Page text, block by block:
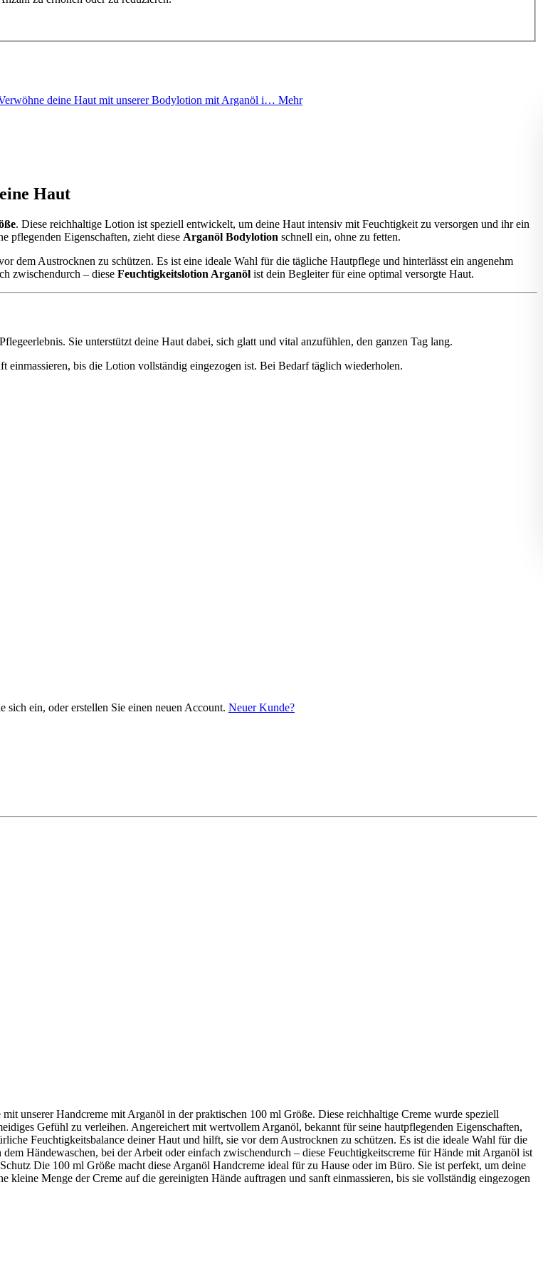
deine Haut mit unserer Bodylotion mit Arganöl i… Mehr
Haut
. Diese reichhaltige Lotion ist speziell entwickelt, um deine Haut intensiv mit Feuchtigkeit zu versorgen und ihr ein
pflegenden Eigenschaften, zieht diese Arganöl Bodylotion schnell ein, ohne zu fetten.
dem Austrocknen zu schützen. Es ist eine ideale Wahl für die tägliche Hautpflege und hinterlässt ein angenehm
zwischendurch – diese Feuchtigkeitslotion Arganöl ist dein Begleiter für eine optimal versorgte Haut.
Sie unterstützt deine Haut dabei, sich glatt und vital anzufühlen, den ganzen Tag lang.
einmassieren, bis die Lotion vollständig eingezogen ist. Bei Bedarf täglich wiederholen.
ein, oder erstellen Sie einen neuen Account. Neuer Kunde?
unserer Handcreme mit Arganöl in der praktischen 100 ml Größe. Diese reichhaltige Creme wurde speziell
Gefühl zu verleihen. Angereichert mit wertvollem Arganöl, bekannt für seine hautpflegenden Eigenschaften,
Feuchtigkeitsbalance deiner Haut und hilft, sie vor dem Austrocknen zu schützen. Es ist die ideale Wahl für die
Händewaschen, bei der Arbeit oder einfach zwischendurch – diese Feuchtigkeitscreme für Hände mit Arganöl ist
Die 100 ml Größe macht diese Arganöl Handcreme ideal für zu Hause oder im Büro. Sie ist perfekt, um deine
Menge der Creme auf die gereinigten Hände auftragen und sanft einmassieren, bis sie vollständig eingezogen